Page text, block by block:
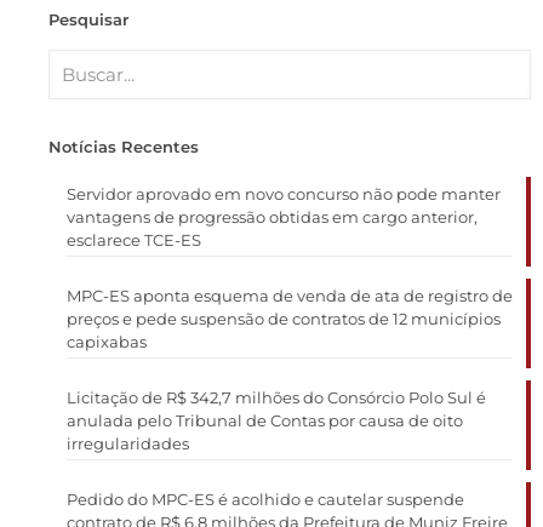
Pesquisar
Notícias Recentes
Servidor aprovado em novo concurso não pode manter
vantagens de progressão obtidas em cargo anterior,
esclarece TCE-ES
MPC-ES aponta esquema de venda de ata de registro de
preços e pede suspensão de contratos de 12 municípios
capixabas
Licitação de R$ 342,7 milhões do Consórcio Polo Sul é
anulada pelo Tribunal de Contas por causa de oito
irregularidades
Pedido do MPC-ES é acolhido e cautelar suspende
contrato de R$ 6,8 milhões da Prefeitura de Muniz Freire